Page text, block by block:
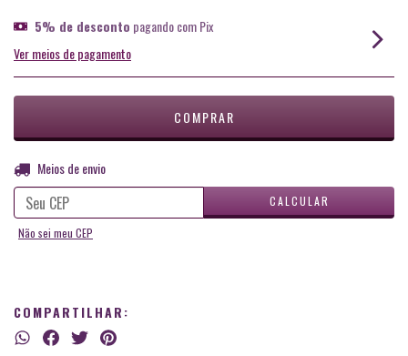
5% de desconto pagando com Pix
Ver meios de pagamento
Entregas para o CEP:
Meios de envio
CALCULAR
Não sei meu CEP
COMPARTILHAR: